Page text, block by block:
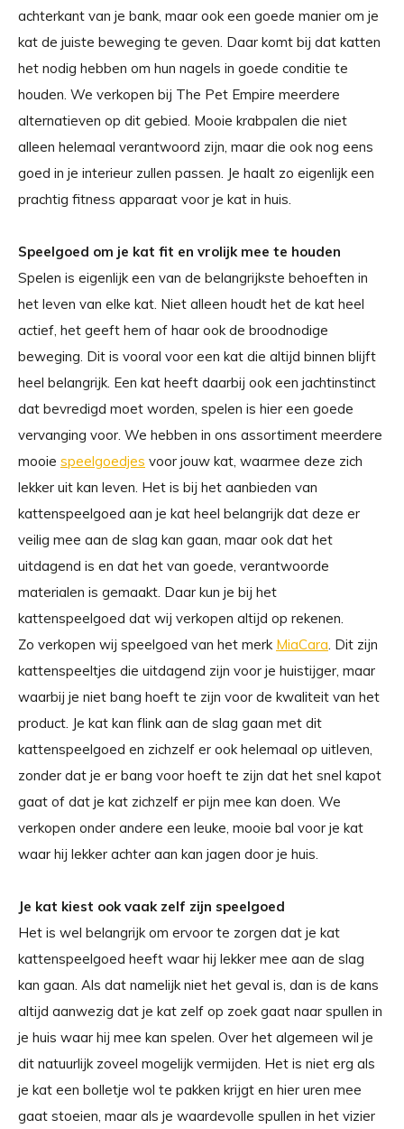
achterkant van je bank, maar ook een goede manier om je
kat de juiste beweging te geven. Daar komt bij dat katten
het nodig hebben om hun nagels in goede conditie te
houden. We verkopen bij The Pet Empire meerdere
alternatieven op dit gebied. Mooie krabpalen die niet
alleen helemaal verantwoord zijn, maar die ook nog eens
goed in je interieur zullen passen. Je haalt zo eigenlijk een
prachtig fitness apparaat voor je kat in huis.
Speelgoed om je kat fit en vrolijk mee te houden
Spelen is eigenlijk een van de belangrijkste behoeften in
het leven van elke kat. Niet alleen houdt het de kat heel
actief, het geeft hem of haar ook de broodnodige
beweging. Dit is vooral voor een kat die altijd binnen blijft
heel belangrijk. Een kat heeft daarbij ook een jachtinstinct
dat bevredigd moet worden, spelen is hier een goede
vervanging voor. We hebben in ons assortiment meerdere
mooie speelgoedjes voor jouw kat, waarmee deze zich
lekker uit kan leven. Het is bij het aanbieden van
kattenspeelgoed aan je kat heel belangrijk dat deze er
veilig mee aan de slag kan gaan, maar ook dat het
uitdagend is en dat het van goede, verantwoorde
materialen is gemaakt. Daar kun je bij het
kattenspeelgoed dat wij verkopen altijd op rekenen.
Zo verkopen wij speelgoed van het merk MiaCara. Dit zijn
kattenspeeltjes die uitdagend zijn voor je huistijger, maar
waarbij je niet bang hoeft te zijn voor de kwaliteit van het
product. Je kat kan flink aan de slag gaan met dit
kattenspeelgoed en zichzelf er ook helemaal op uitleven,
zonder dat je er bang voor hoeft te zijn dat het snel kapot
gaat of dat je kat zichzelf er pijn mee kan doen. We
verkopen onder andere een leuke, mooie bal voor je kat
waar hij lekker achter aan kan jagen door je huis.
Je kat kiest ook vaak zelf zijn speelgoed
Het is wel belangrijk om ervoor te zorgen dat je kat
kattenspeelgoed heeft waar hij lekker mee aan de slag
kan gaan. Als dat namelijk niet het geval is, dan is de kans
altijd aanwezig dat je kat zelf op zoek gaat naar spullen in
je huis waar hij mee kan spelen. Over het algemeen wil je
dit natuurlijk zoveel mogelijk vermijden. Het is niet erg als
je kat een bolletje wol te pakken krijgt en hier uren mee
gaat stoeien, maar als je waardevolle spullen in het vizier